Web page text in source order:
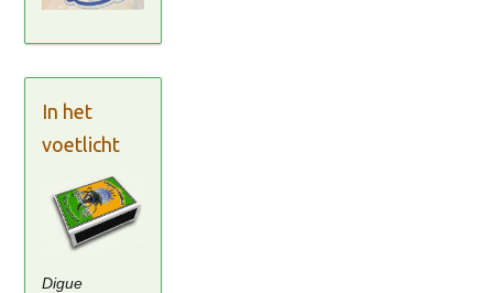
In het
voetlicht
Digue